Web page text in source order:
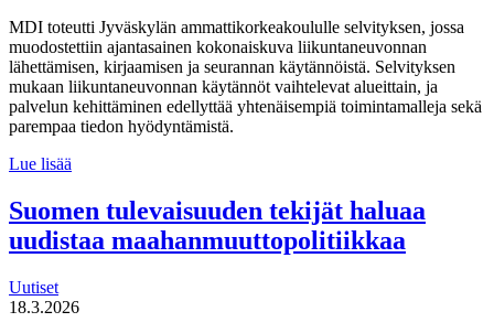
MDI toteutti Jyväskylän ammattikorkeakoululle selvityksen, jossa
muodostettiin ajantasainen kokonaiskuva liikuntaneuvonnan
lähettämisen, kirjaamisen ja seurannan käytännöistä. Selvityksen
mukaan liikuntaneuvonnan käytännöt vaihtelevat alueittain, ja
palvelun kehittäminen edellyttää yhtenäisempiä toimintamalleja sekä
parempaa tiedon hyödyntämistä.
Lue lisää
liikuntaneuvontapalvelun
kirjaamisen,
lähettämisen
käytännöistä
Suomen tulevaisuuden tekijät haluaa
uudistaa maahanmuuttopolitiikkaa
Uutiset
18.3.2026